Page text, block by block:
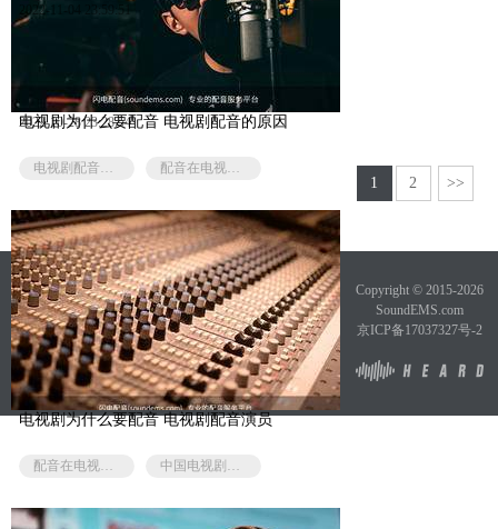
电视剧为什么要配音 电视剧配音的原因
电视剧配音效果 配音在电视剧的作用
电视剧为什么要配音 电视剧配音演员
配音在电视剧的作用 中国电视剧配音演员
2022-11-04 23:59:51
2022-10-28 23:28:54
1 2 >>
Copyright © 2015-2026
SoundEMS.com
京ICP备17037327号-2